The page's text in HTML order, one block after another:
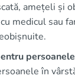
amețeli și
medicul sau
în